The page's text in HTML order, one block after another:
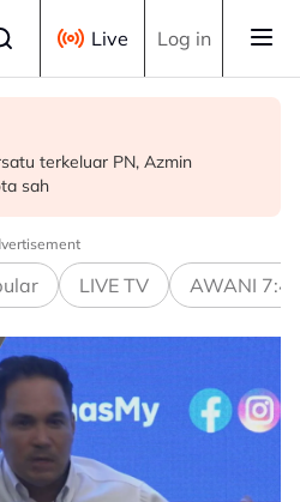
Live Log in
terkeluar PN, Azmin
sah
kurung unggas susulan
burung H5N1
Eusoff Chin selamat
LIVE TV AWANI